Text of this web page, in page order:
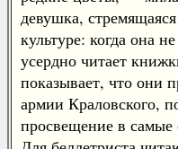
девушка,
культуре: когда она
усердно читает
показывает, что они
армии Краловского,
просвещение в самые